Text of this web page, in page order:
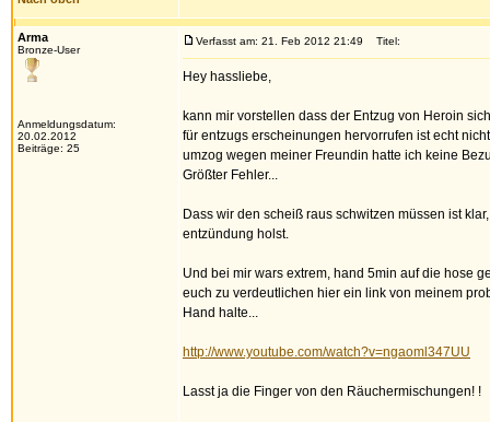
Arma
Bronze-User
Anmeldungsdatum:
20.02.2012
Beiträge: 25
Verfasst am: 21. Feb 2012 21:49 Titel:
Hey hassliebe,
kann mir vorstellen dass der Entzug von Heroin
für entzugs erscheinungen hervorrufen ist echt
umzog wegen meiner Freundin hatte ich keine
Größter Fehler...
Dass wir den scheiß raus schwitzen müssen ist
entzündung holst.
Und bei mir wars extrem, hand 5min auf die hose
euch zu verdeutlichen hier ein link von meinem
Hand halte...
http://www.youtube.com/watch?v=ngaoml347UU
Lasst ja die Finger von den Räuchermischungen! !